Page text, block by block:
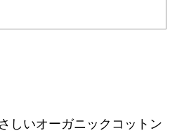
しいオーガニックコットン